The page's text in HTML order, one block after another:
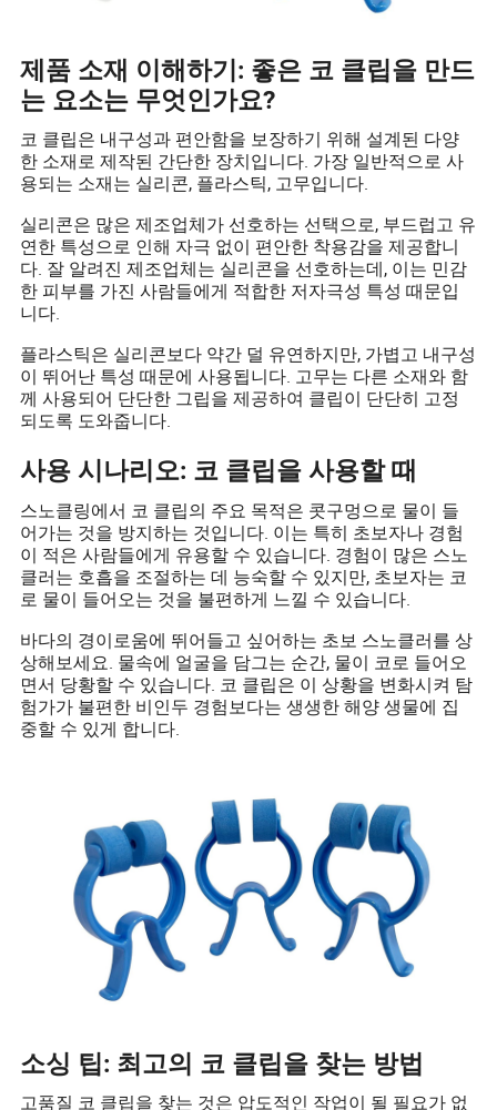
제품 소재 이해하기: 좋은 코 클립을 만드
는 요소는 무엇인가요?
코 클립은 내구성과 편안함을 보장하기 위해 설계된 다양
한 소재로 제작된 간단한 장치입니다. 가장 일반적으로 사
용되는 소재는 실리콘, 플라스틱, 고무입니다.
실리콘은 많은 제조업체가 선호하는 선택으로, 부드럽고 유
연한 특성으로 인해 자극 없이 편안한 착용감을 제공합니
다. 잘 알려진 제조업체는 실리콘을 선호하는데, 이는 민감
한 피부를 가진 사람들에게 적합한 저자극성 특성 때문입
니다.
플라스틱은 실리콘보다 약간 덜 유연하지만, 가볍고 내구성
이 뛰어난 특성 때문에 사용됩니다. 고무는 다른 소재와 함
께 사용되어 단단한 그립을 제공하여 클립이 단단히 고정
되도록 도와줍니다.
사용 시나리오: 코 클립을 사용할 때
스노클링에서 코 클립의 주요 목적은 콧구멍으로 물이 들
어가는 것을 방지하는 것입니다. 이는 특히 초보자나 경험
이 적은 사람들에게 유용할 수 있습니다. 경험이 많은 스노
클러는 호흡을 조절하는 데 능숙할 수 있지만, 초보자는 코
로 물이 들어오는 것을 불편하게 느낄 수 있습니다.
바다의 경이로움에 뛰어들고 싶어하는 초보 스노클러를 상
상해보세요. 물속에 얼굴을 담그는 순간, 물이 코로 들어오
면서 당황할 수 있습니다. 코 클립은 이 상황을 변화시켜 탐
험가가 불편한 비인두 경험보다는 생생한 해양 생물에 집
중할 수 있게 합니다.
소싱 팁: 최고의 코 클립을 찾는 방법
고품질 코 클립을 찾는 것은 압도적인 작업이 될 필요가 없